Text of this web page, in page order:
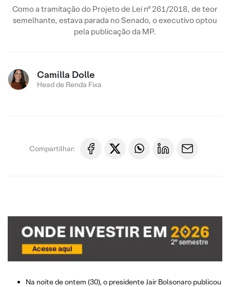
Como a tramitação do Projeto de Lei nº 261/2018, de teor
semelhante, estava parada no Senado, o executivo optou
pela publicação da MP.
Camilla Dolle
Head de Renda Fixa
Compartilhar:
Na noite de ontem (30), o presidente Jair Bolsonaro publicou